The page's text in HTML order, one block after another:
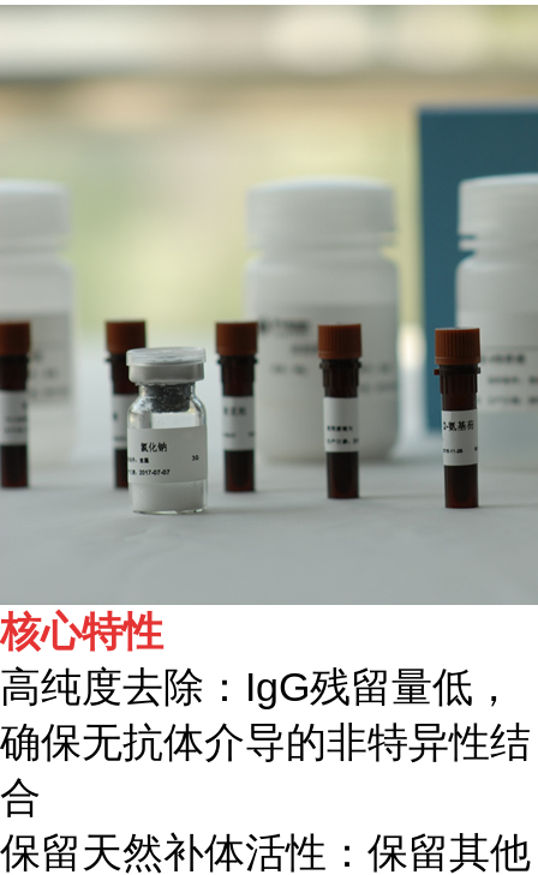
核心特性
高纯度去除：IgG残留量低，
确保无抗体介导的非特异性结
合
保留天然补体活性：保留其他